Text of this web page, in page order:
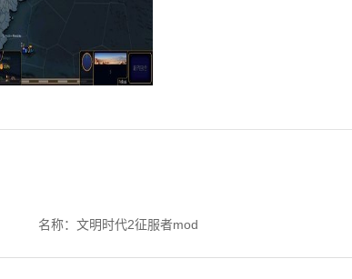
名称：文明时代2征服者mod